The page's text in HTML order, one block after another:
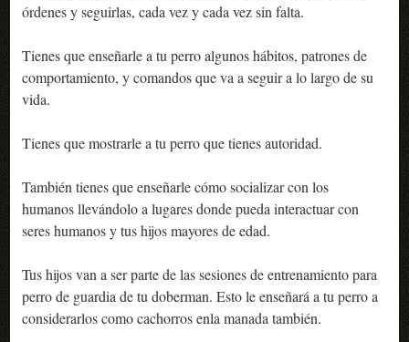
órdenes y seguirlas, cada vez y cada vez sin falta.
Tienes que enseñarle a tu perro algunos hábitos, patrones de
comportamiento, y comandos que va a seguir a lo largo de su
vida.
Tienes que mostrarle a tu perro que tienes autoridad.
También tienes que enseñarle cómo socializar con los
humanos llevándolo a lugares donde pueda interactuar con
seres humanos y tus hijos mayores de edad.
Tus hijos van a ser parte de las sesiones de entrenamiento para
perro de guardia de tu doberman. Esto le enseñará a tu perro a
considerarlos como cachorros enla manada también.